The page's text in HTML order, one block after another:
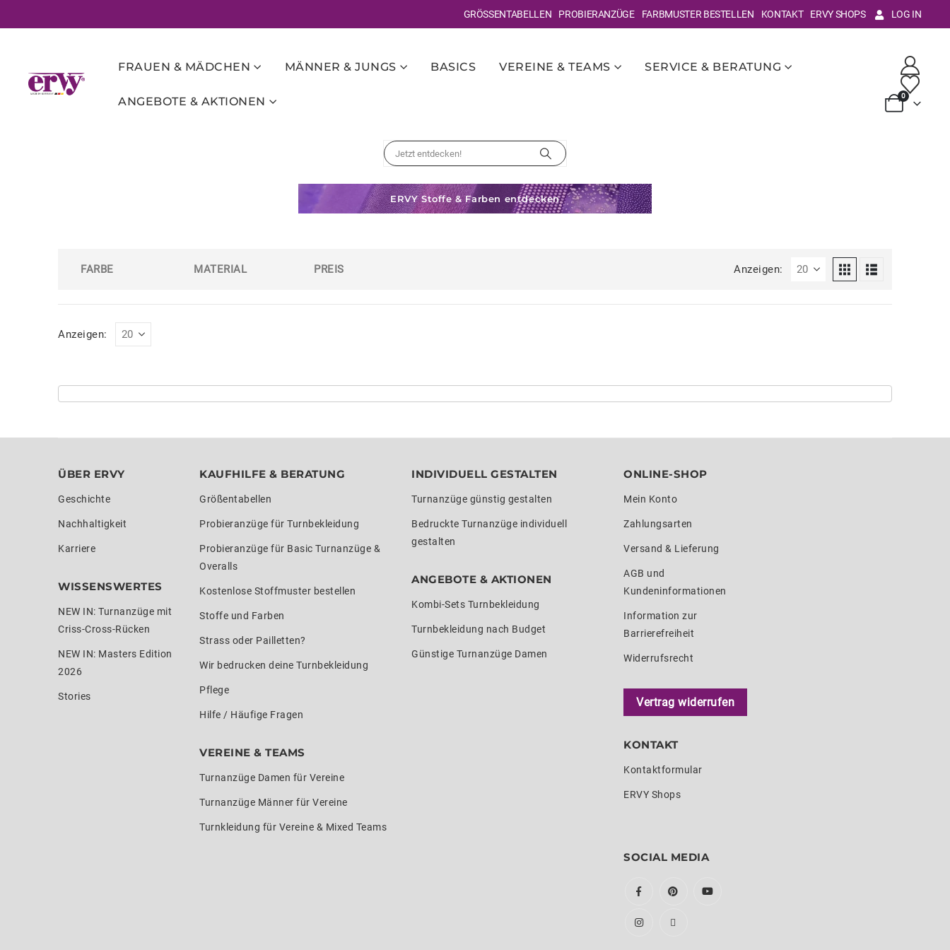
GRÖSSENTABELLEN PROBIERANZÜGE FARBMUSTER BESTELLEN KONTAKT ERVY SHOPS LOG IN
FRAUEN & MÄDCHEN MÄNNER & JUNGS BASICS VEREINE & TEAMS SERVICE & BERATUNG
ANGEBOTE & AKTIONEN 0
ERVY Stoffe & Farben entdecken
FARBE MATERIAL PREIS Anzeigen:
Anzeigen:
ÜBER ERVY
Geschichte
Nachhaltigkeit
Karriere
WISSENSWERTES
NEW IN: Turnanzüge mit
Criss-Cross-Rücken
NEW IN: Masters Edition
2026
Stories
KAUFHILFE & BERATUNG
Größentabellen
Probieranzüge für Turnbekleidung
Probieranzüge für Basic Turnanzüge &
Overalls
Kostenlose Stoffmuster bestellen
Stoffe und Farben
Strass oder Pailletten?
Wir bedrucken deine Turnbekleidung
Pflege
Hilfe / Häufige Fragen
VEREINE & TEAMS
Turnanzüge Damen für Vereine
Turnanzüge Männer für Vereine
Turnkleidung für Vereine & Mixed Teams
INDIVIDUELL GESTALTEN
Turnanzüge günstig gestalten
Bedruckte Turnanzüge individuell
gestalten
ANGEBOTE & AKTIONEN
Kombi-Sets Turnbekleidung
Turnbekleidung nach Budget
Günstige Turnanzüge Damen
ONLINE-SHOP
Mein Konto
Zahlungsarten
Versand & Lieferung
AGB und
Kundeninformationen
Information zur
Barrierefreiheit
Widerrufsrecht
Vertrag widerrufen
KONTAKT
Kontaktformular
ERVY Shops
SOCIAL MEDIA